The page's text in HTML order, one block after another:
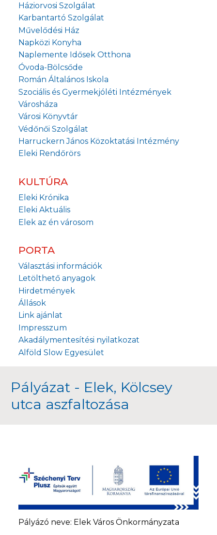
Háziorvosi Szolgálat
Karbantartó Szolgálat
Művelődési Ház
Napközi Konyha
Naplemente Idősek Otthona
Óvoda-Bölcsőde
Román Általános Iskola
Szociális és Gyermekjóléti Intézmények
Városháza
Városi Könyvtár
Védőnői Szolgálat
Harruckern János Közoktatási Intézmény
Eleki Rendőrörs
KULTÚRA
Eleki Krónika
Eleki Aktuális
Elek az én városom
PORTA
Választási információk
Letölthető anyagok
Hirdetmények
Állások
Link ajánlat
Impresszum
Akadálymentesítési nyilatkozat
Alföld Slow Egyesület
Pályázó neve: Elek Város Önkormányzata
Pályázat - Elek, Kölcsey
utca aszfaltozása